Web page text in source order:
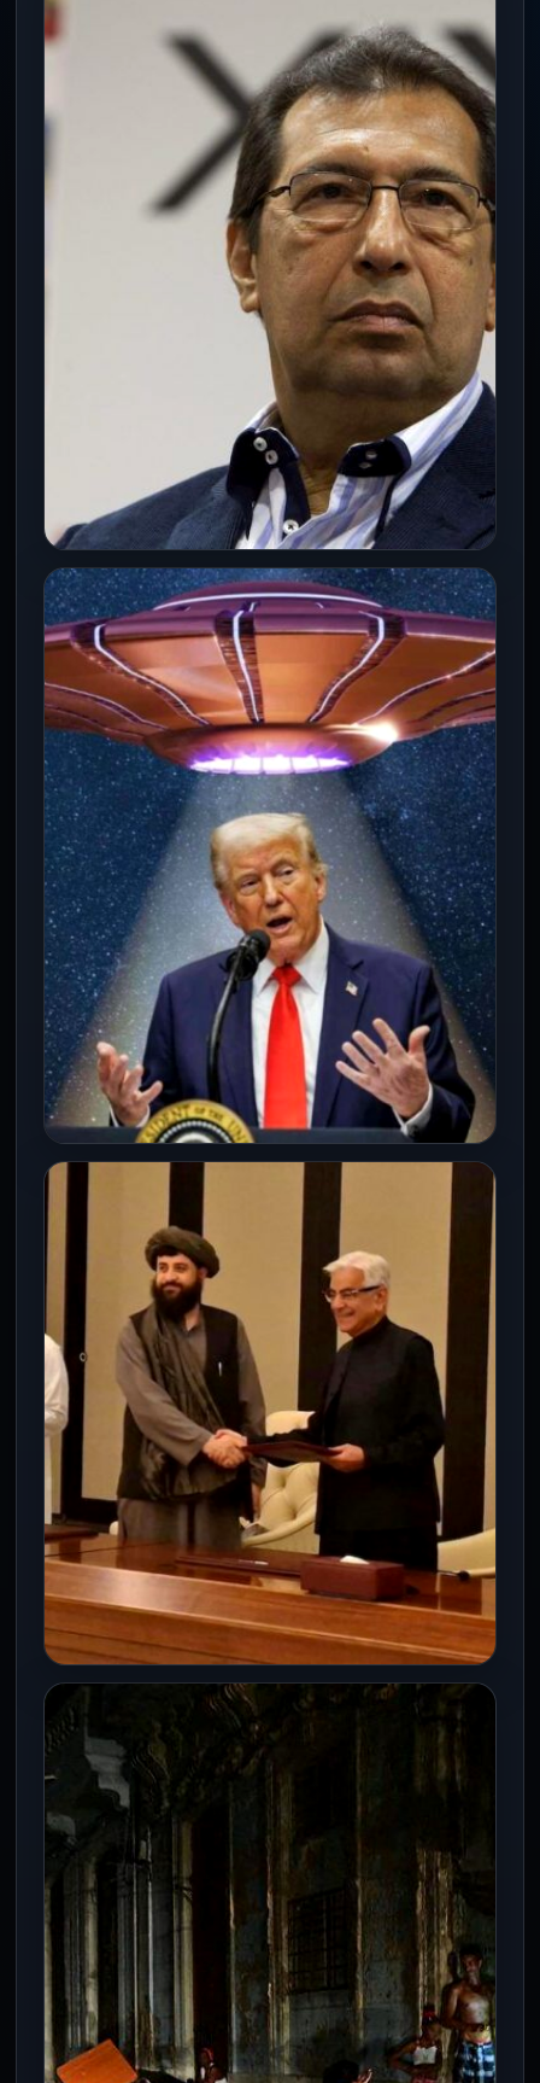
INTERNACIONALES
Tensión diplomática: Hermano de
Chávez exige la libertad de Maduro
ante Nueva York
20 Mar 2026
Adán Chávez pidió este 20 de marzo a
Estados Unidos liberar a Nicolás Maduro y
Cilia Flores, detenidos…
EE.UU. registra aliens.gov y desata
teorías sobre extraterrestres
19 Mar 2026
El Gobierno de EE.UU. registró aliens.gov
el 17 de marzo, sin contenido activo, en
medio de debates sobre…
INTERNACIONALES
Pakistán y Afganistán acuerdan
tregua por Eid-ul-Fitr
18 Mar 2026
Pakistán y Afganistán pactan tregua del
18 al 23 de marzo por Eid-ul-Fitr, en medio
de tensiones recientes.